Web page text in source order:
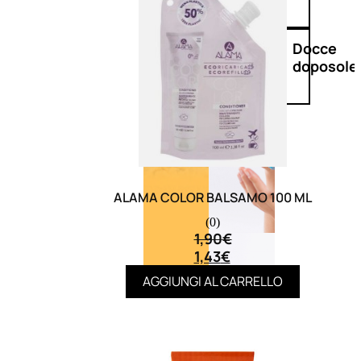
Doposole
Docce
doposole
NATURALI
ALAMA COLOR BALSAMO 100 ML
(0)
1,90€
1,43€
AGGIUNGI AL CARRELLO